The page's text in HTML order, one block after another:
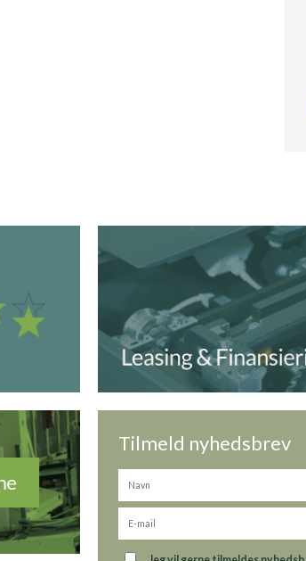
Tilmeld nyhedsbrev